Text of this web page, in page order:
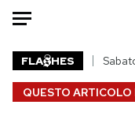
HOME
QUESTO ARTICOLO
FLA HES